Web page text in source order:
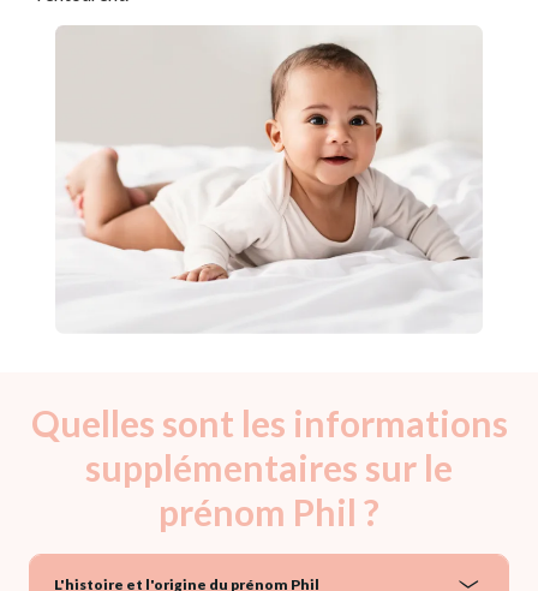
Quelles sont les informations
supplémentaires sur le
prénom Phil ?
L'histoire et l'origine du prénom Phil